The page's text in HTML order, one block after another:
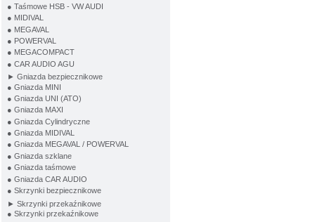
● Taśmowe HSB - VW AUDI
● MIDIVAL
● MEGAVAL
● POWERVAL
● MEGACOMPACT
● CAR AUDIO AGU
► Gniazda bezpiecznikowe
● Gniazda MINI
● Gniazda UNI (ATO)
● Gniazda MAXI
● Gniazda Cylindryczne
● Gniazda MIDIVAL
● Gniazda MEGAVAL / POWERVAL
● Gniazda szklane
● Gniazda taśmowe
● Gniazda CAR AUDIO
● Skrzynki bezpiecznikowe
► Skrzynki przekaźnikowe
● Skrzynki przekaźnikowe